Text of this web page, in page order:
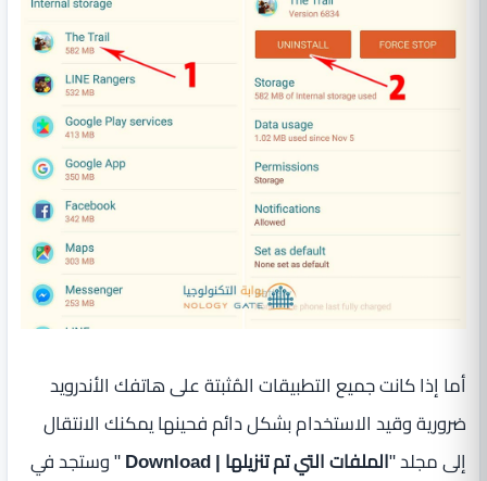
أما إذا كانت جميع التطبيقات المُثبتة على هاتفك الأندرويد
ضرورية وقيد الاستخدام بشكل دائم فحينها يمكنك الانتقال
إلى مجلد "الملفات التي تم تنزيلها | Download
" وستجد في